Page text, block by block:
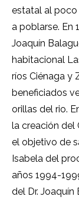
estatal al
a poblarse. En
Joaquín
habitacional
ríos Ciénaga y
beneficiados
orillas del rio.
la creación del
el objetivo de
Isabela del
años 1994-
del Dr. Joaquín